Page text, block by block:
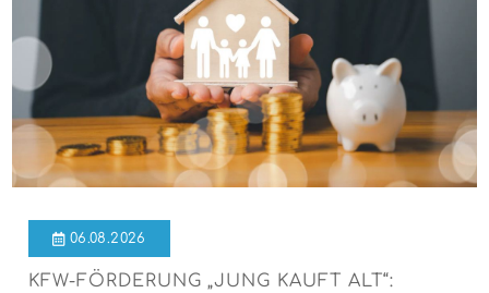
06.08.2026
KFW-FÖRDERUNG „JUNG KAUFT ALT“: